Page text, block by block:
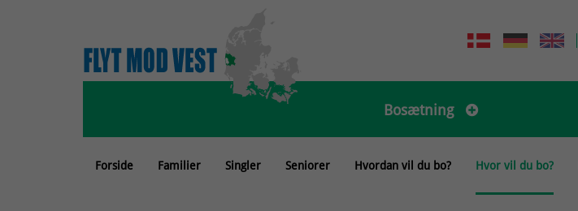
Bosætning
Forside Familier Singler Seniorer Hvordan vil du bo? Hvor vil du bo?